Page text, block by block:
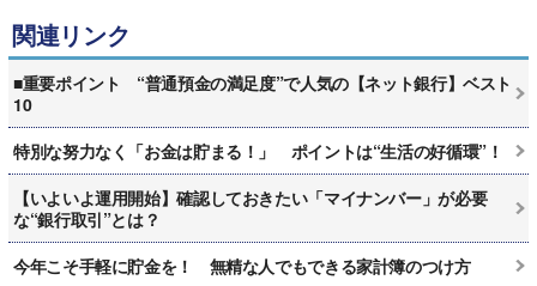
関連リンク
■重要ポイント “普通預金の満足度”で人気の【ネット銀行】ベスト
10
特別な努力なく「お金は貯まる！」 ポイントは“生活の好循環”！
【いよいよ運用開始】確認しておきたい「マイナンバー」が必要
な“銀行取引”とは？
今年こそ手軽に貯金を！ 無精な人でもできる家計簿のつけ方